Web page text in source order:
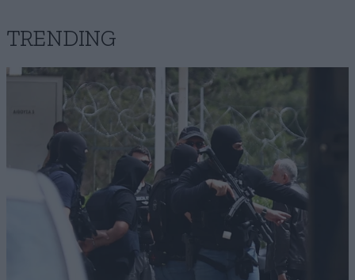
με κουλη 15·06·2026 11:09
πάμε καλύτερα ούλοι 💪
Απαντήστε
Κυρανάκης 15·06·2026 11:28
Όχι δάκρυα.Όχι απελπισία.
Απαντήστε
TRENDING